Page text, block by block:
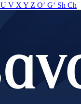
U V X Y Z O‘ G‘ Sh Ch